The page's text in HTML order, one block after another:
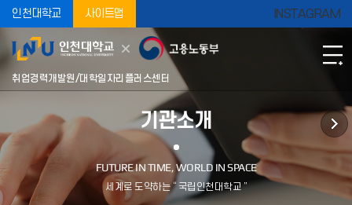
인천대학교 사이트맵 INSTAGRAM
취업경력개발원/대학일자리플러스센터
기관소개